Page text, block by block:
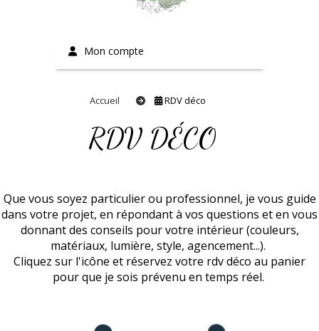
Mon compte
Accueil RDV déco
RDV DÉCO
Que vous soyez particulier ou professionnel, je vous guide
dans votre projet, en répondant à vos questions et en vous
donnant des conseils pour votre intérieur (couleurs,
matériaux, lumière, style, agencement...).
Cliquez sur l'icône et réservez votre rdv déco au panier
pour que je sois prévenu en temps réel.